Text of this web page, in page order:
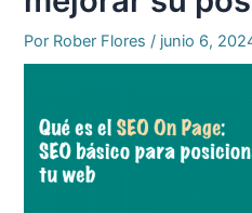
Por Rober Flores/ junio 6,